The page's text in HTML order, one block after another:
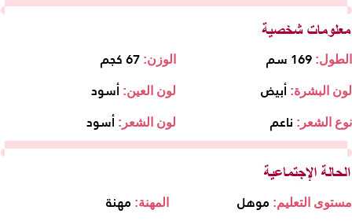
الوزن: 67 كجم الطول: 169 سم
لون العين: أسود لون البشرة: أبيض
لون الشعر: أسود نوع الشعر: ناعم
المهنة: مهنة مستوى التعليم: موهل